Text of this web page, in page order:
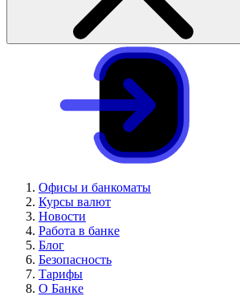
Офисы и банкоматы
Курсы валют
Новости
Работа в банке
Блог
Безопасность
Тарифы
О Банке